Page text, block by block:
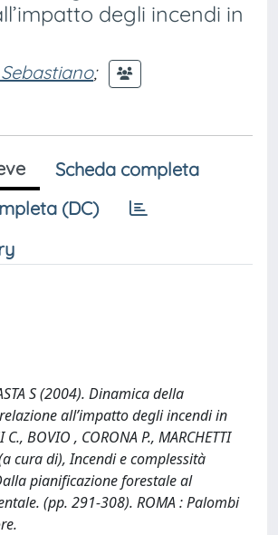
degli incendi in
;
Scheda completa
(DC)
S (2004). Dinamica della
all’impatto degli incendi in
BOVIO , CORONA P., MARCHETTI
cura di), Incendi e complessità
pianificazione forestale al
(pp. 291-308). ROMA : Palombi